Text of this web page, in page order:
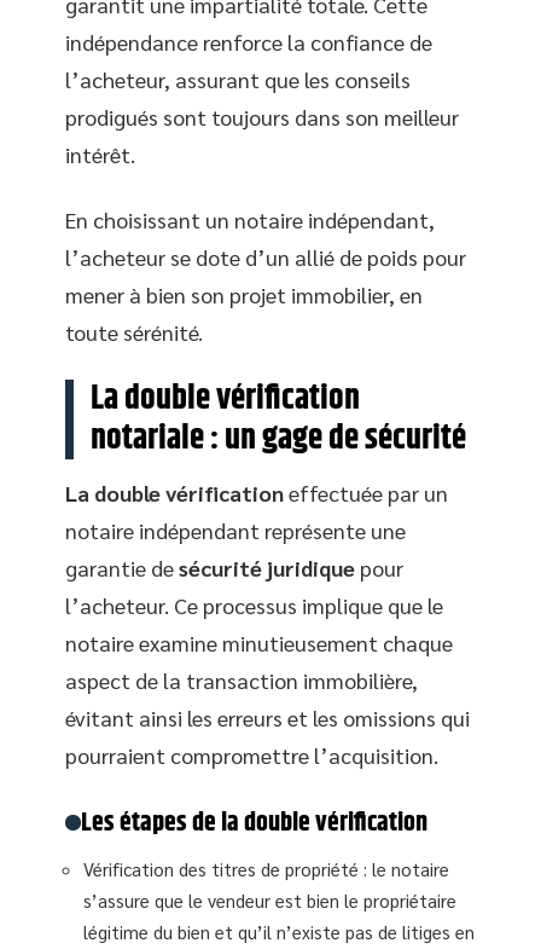
indépendance renforce la confiance de
l’acheteur, assurant que les conseils
prodigués sont toujours dans son meilleur
intérêt.
En choisissant un notaire indépendant,
l’acheteur se dote d’un allié de poids pour
mener à bien son projet immobilier, en
toute sérénité.
La double vérification
notariale : un gage de sécurité
La double vérificationeffectuée par un
notaire indépendant représente une
garantie desécurité juridique pour
l’acheteur. Ce processus implique que le
notaire examine minutieusement chaque
aspect de la transaction immobilière,
évitant ainsi les erreurs et les omissions qui
pourraient compromettre l’acquisition.
Les étapes de la double vérification
Vérification des titres de propriété : le notaire
s’assure que le vendeur est bien le propriétaire
légitime du bien et qu’il n’existe pas de litiges en